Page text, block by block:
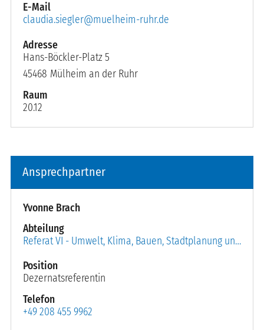
E-Mail
claudia.siegler@muelheim-ruhr.de
Hans-Böckler-Platz 5
45468 Mülheim an der Ruhr
Raum
20.12
Ansprechpartner
Yvonne Brach
Abteilung
Referat VI - Umwelt, Klima, Bauen, Stadtplanung und Wirtschaftsförderung
Position
Dezernatsreferentin
Telefon
+49 208 455 9962